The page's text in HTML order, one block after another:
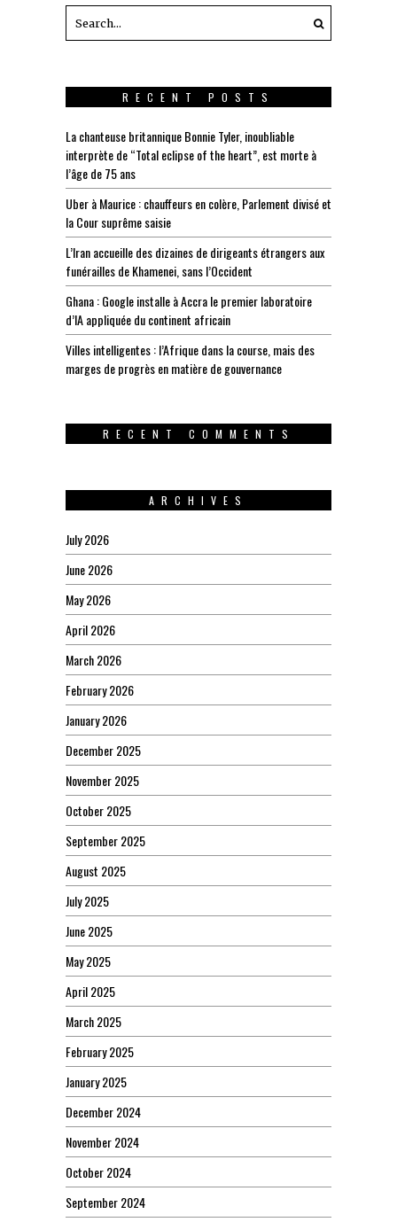
RECENT POSTS
La chanteuse britannique Bonnie Tyler, inoubliable
interprète de “Total eclipse of the heart”, est morte à
l’âge de 75 ans
Uber à Maurice : chauffeurs en colère, Parlement divisé et
la Cour suprême saisie
L’Iran accueille des dizaines de dirigeants étrangers aux
funérailles de Khamenei, sans l’Occident
Ghana : Google installe à Accra le premier laboratoire
d’IA appliquée du continent africain
Villes intelligentes : l’Afrique dans la course, mais des
marges de progrès en matière de gouvernance
RECENT COMMENTS
ARCHIVES
July 2026
June 2026
May 2026
April 2026
March 2026
February 2026
January 2026
December 2025
November 2025
October 2025
September 2025
August 2025
July 2025
June 2025
May 2025
April 2025
March 2025
February 2025
January 2025
December 2024
November 2024
October 2024
September 2024